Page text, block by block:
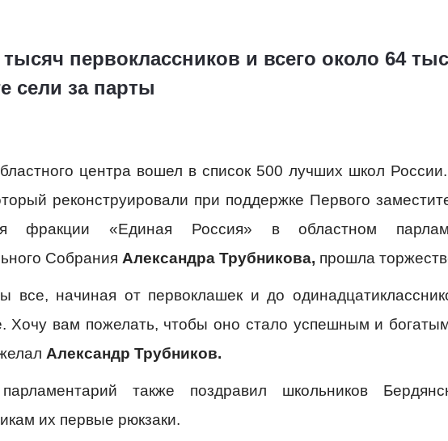
первоклассников и всего около 64
сели за парты
центра вошел в список 500 лучших школ
реконструировали при поддержке Первого
фракции «Единая Россия» в областном
Собрания Александра Трубникова, прошла
все, начиная от первоклашек и до
Хочу вам пожелать, чтобы оно стало успешным и
Александр Трубников.
также поздравил школьников
их первые рюкзаки.